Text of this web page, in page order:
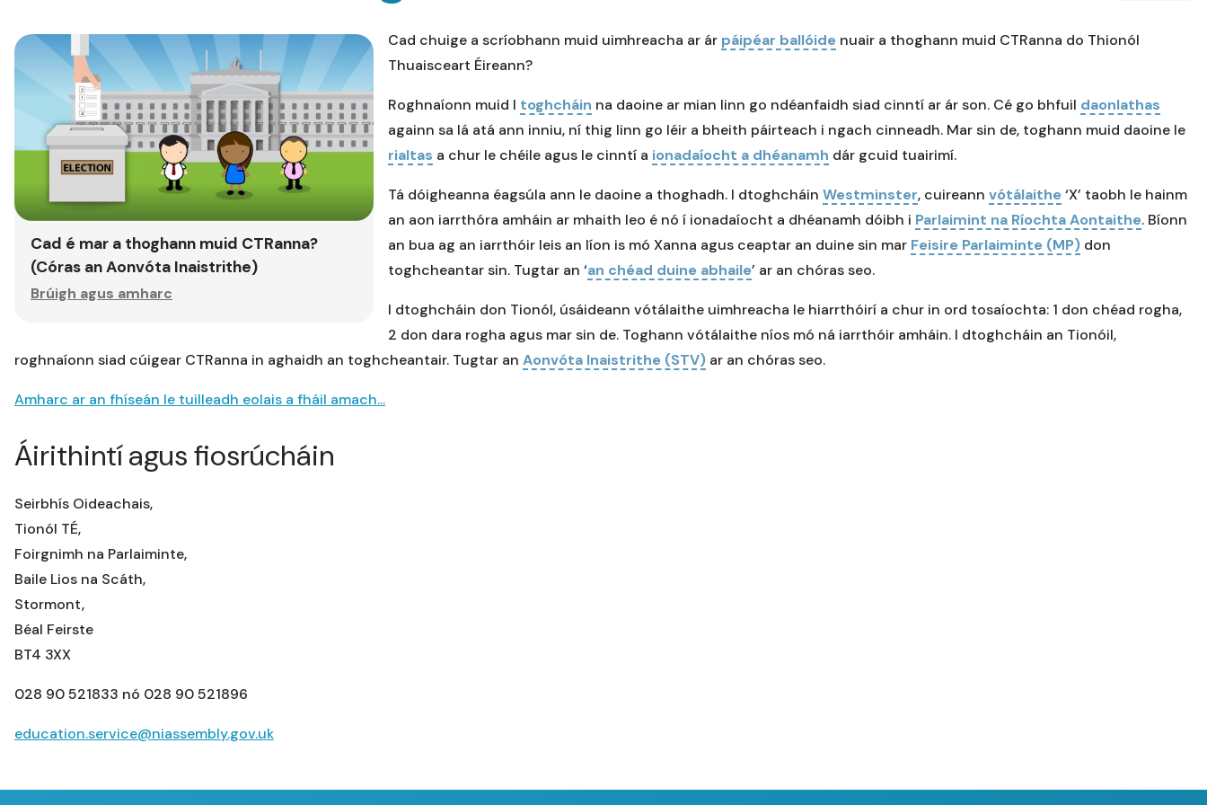
Cad é mar a thoghann muid CTRanna?
(Córas an Aonvóta Inaistrithe)
Brúigh agus amharc
Cad chuige a scríobhann muid uimhreacha ar ár páipéar ballóide nuair a thoghann muid CTRanna do Thionól
Thuaisceart Éireann?
Roghnaíonn muid I toghcháin na daoine ar mian linn go ndéanfaidh siad cinntí ar ár son. Cé go bhfuil daonlathas
againn sa lá atá ann inniu, ní thig linn go léir a bheith páirteach i ngach cinneadh. Mar sin de, toghann muid daoine le
rialtas a chur le chéile agus le cinntí a ionadaíocht a dhéanamh dár gcuid tuairimí.
Tá dóigheanna éagsúla ann le daoine a thoghadh. I dtoghcháin Westminster, cuireann vótálaithe‘X’ taobh le hainm
an aon iarrthóra amháin ar mhaith leo é nó í ionadaíocht a dhéanamh dóibh i Parlaimint na Ríochta Aontaithe. Bíonn
an bua ag an iarrthóir leis an líon is mó Xanna agus ceaptar an duine sin mar Feisire Parlaiminte (MP) don
toghcheantar sin. Tugtar an ‘an chéad duine abhaile’ ar an chóras seo.
I dtoghcháin don Tionól, úsáideann vótálaithe uimhreacha le hiarrthóirí a chur in ord tosaíochta: 1 don chéad rogha,
2 don dara rogha agus mar sin de. Toghann vótálaithe níos mó ná iarrthóir amháin. I dtoghcháin an Tionóil,
roghnaíonn siad cúigear CTRanna in aghaidh an toghcheantair. Tugtar an Aonvóta Inaistrithe (STV) ar an chóras seo.
Amharc ar an fhíseán le tuilleadh eolais a fháil amach...
Áirithintí agus fiosrúcháin
Seirbhís Oideachais,
Tionól TÉ,
Foirgnimh na Parlaiminte,
Baile Lios na Scáth,
Stormont,
Béal Feirste
BT4 3XX
028 90 521833 nó 028 90 521896
education.service@niassembly.gov.uk